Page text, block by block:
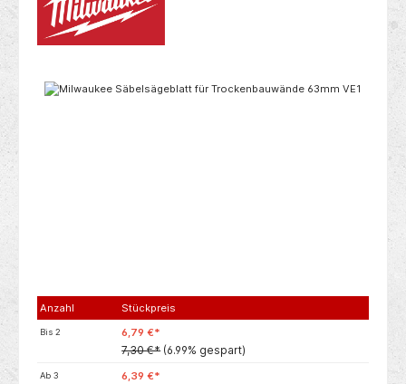
Bildergalerie überspringen
Anzahl Stückpreis
Bis2 6,79 €*
7,30 €* (6.99% gespart)
Ab3 6,39 €*